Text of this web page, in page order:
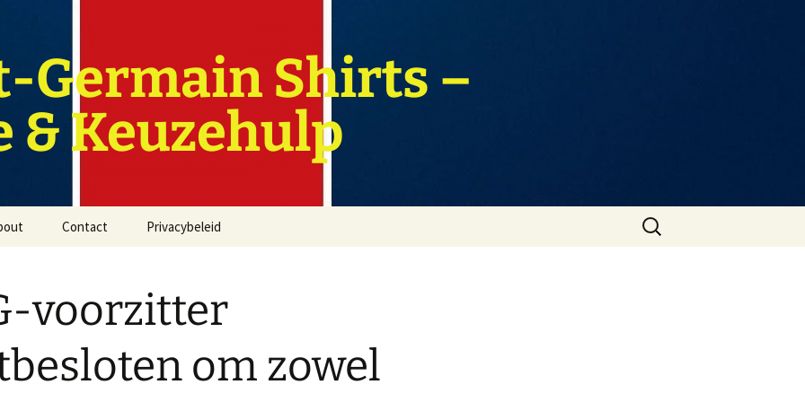
Germain Shirts –
Keuzehulp
Contact Privacybeleid
Zoeken
naar:
voorzitter
om zowel